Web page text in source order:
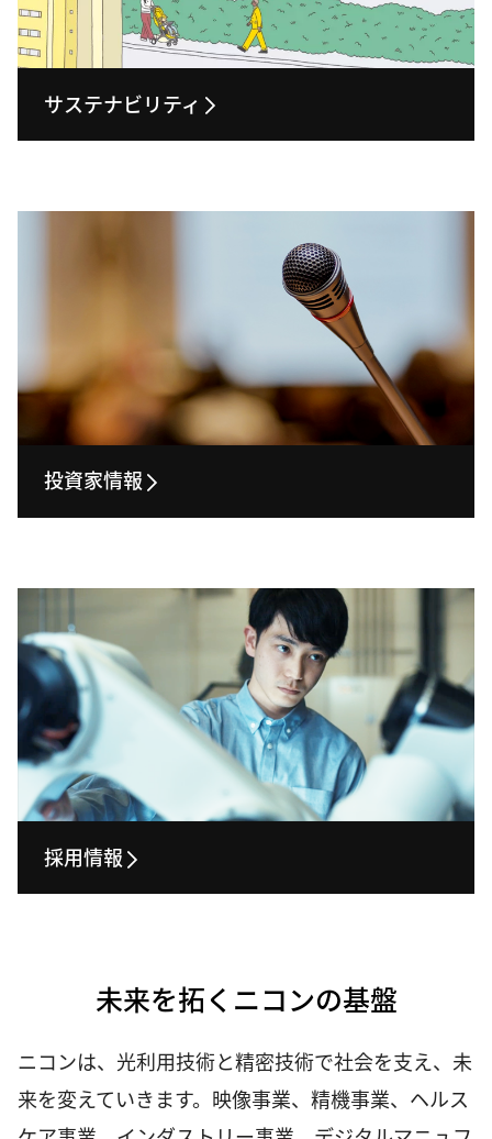
サステナビリティ
投資家情報
採用情報
未来を拓くニコンの基盤
ニコンは、光利用技術と精密技術で社会を支え、未
来を変えていきます。映像事業、精機事業、ヘルス